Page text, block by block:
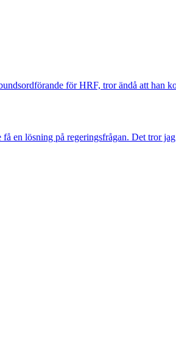
för HRF, tror ändå att han
en lösning på regeringsfrågan. Det tror